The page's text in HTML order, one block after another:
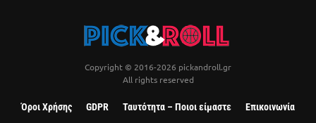
Copyright © 2016-2026 pickandroll.gr
All rights reserved
Όροι Χρήσης GDPR Ταυτότητα – Ποιοι είμαστε Επικοινωνία